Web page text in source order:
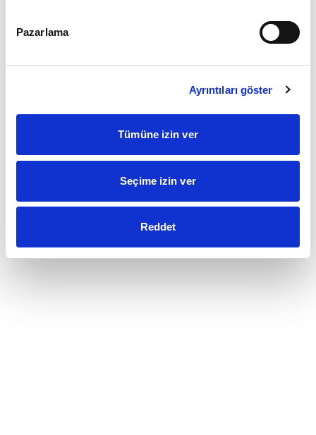
Pazarlama
Ayrıntıları göster
Tümüne izin ver
Seçime izin ver
Reddet